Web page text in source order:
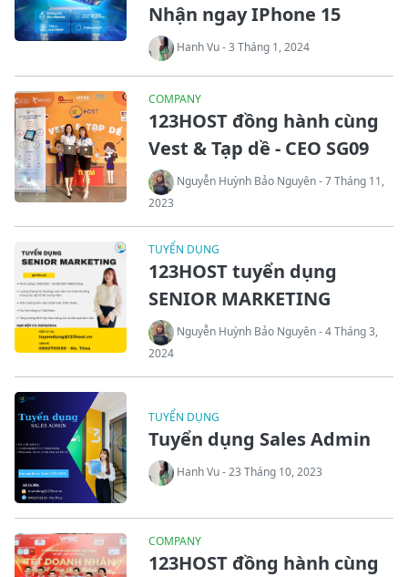
Nhận ngay IPhone 15
Hanh Vu - 3 Tháng 1, 2024
COMPANY
123HOST đồng hành cùng
Vest & Tạp dề - CEO SG09
Nguyễn Huỳnh Bảo Nguyên - 7 Tháng 11,
2023
TUYỂN DỤNG
123HOST tuyển dụng
SENIOR MARKETING
Nguyễn Huỳnh Bảo Nguyên - 4 Tháng 3,
2024
TUYỂN DỤNG
Tuyển dụng Sales Admin
Hanh Vu - 23 Tháng 10, 2023
COMPANY
123HOST đồng hành cùng